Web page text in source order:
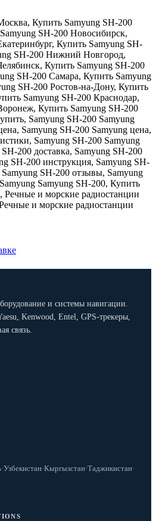
, Купить Samyung SH-200
SH-200 Новосибирск,
, Купить Samyung SH-
SH-200 Нижний Новгород,
, Купить Samyung SH-200
SH-200 Самара, Купить Samyung
SH-200 Ростов-на-Дону, Купить
Samyung SH-200 Краснодар,
, Купить Samyung SH-200
, Samyung SH-200 Samyung
, Samyung SH-200 Samyung цена,
, Samyung SH-200 Samyung
200 доставка, Samyung SH-200
SH-200 инструкция, Samyung SH-
Samyung SH-200 отзывы, Samyung
Samyung Samyung SH-200, Купить
, Речные и морские радиостанции
и морские радиостанции
и системы навигации.
Kenwood, Entel, GPS-трекеры,
связь.
·Узбекистан·Кыргызстан·Таджикистан·